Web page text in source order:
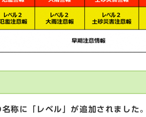
名称に「レベル」が追加されました。